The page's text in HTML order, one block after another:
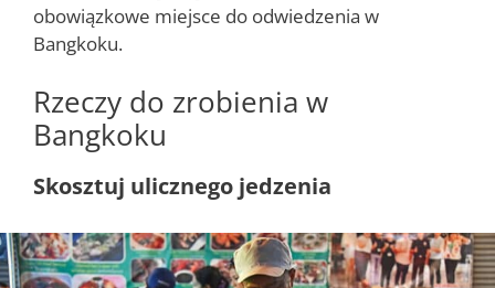
obowiązkowe miejsce do odwiedzenia w
Bangkoku.
Rzeczy do zrobienia w
Bangkoku
Skosztuj ulicznego jedzenia